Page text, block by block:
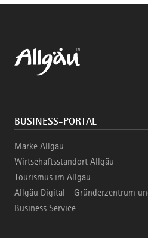
BUSINESS-PORTAL
Marke Allgäu
Wirtschaftsstandort Allgäu
Tourismus im Allgäu
Allgäu Digital - Gründerzentrum
Business Service